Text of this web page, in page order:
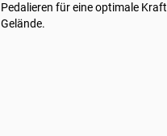
Pedalieren für eine optimale
Gelände.